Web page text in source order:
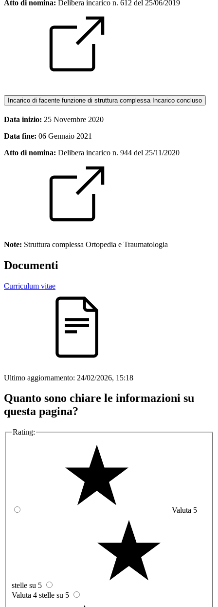
Atto di nomina: Delibera incarico n. 612 del 25/06/2019
Incarico di facente funzione di struttura complessa Incarico concluso
Data inizio: 25 Novembre 2020
Data fine: 06 Gennaio 2021
Atto di nomina: Delibera incarico n. 944 del 25/11/2020
Note: Struttura complessa Ortopedia e Traumatologia
Documenti
Curriculum vitae
Ultimo aggiornamento: 24/02/2026, 15:18
Quanto sono chiare le informazioni su
questa pagina?
Rating:
Valuta 5
stelle su 5
Valuta 4 stelle su 5